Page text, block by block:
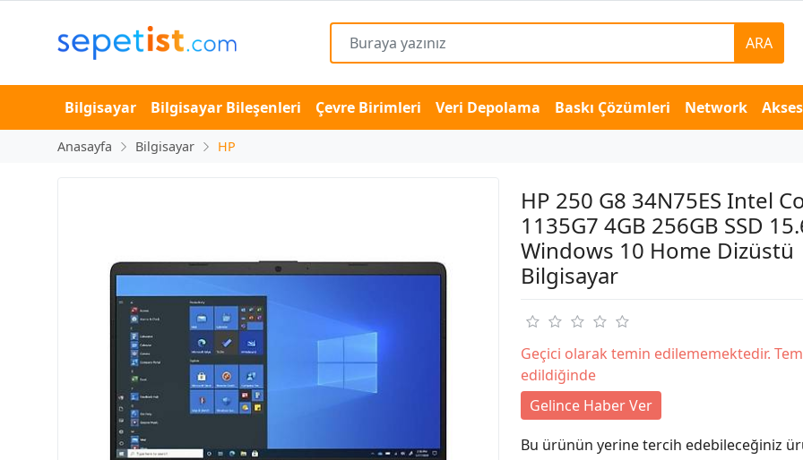
ARA
Bilgisayar Bilgisayar Bileşenleri Çevre Birimleri Veri Depolama Baskı Çözümleri Network
Anasayfa Bilgisayar HP
HP 250 G8 34N75ES Intel
1135G7 4GB 256GB SSD
Windows 10 Home Dizüstü
Bilgisayar
Geçici olarak temin edilememektedir.
edildiğinde
Gelince Haber Ver
Bu ürünün yerine tercih edebileceğiniz